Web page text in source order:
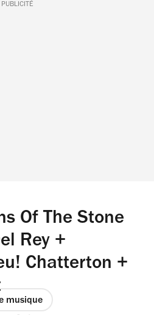
PUBLICITÉ
Of The Stone
Rey +
Chatterton +
musique